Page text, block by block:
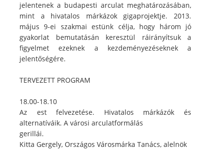
jelentenek a budapesti arculat meghatározásában,
mint a hivatalos márkázok gigaprojektje. 2013.
május 9-ei szakmai estünk célja, hogy három jó
gyakorlat bemutatásán keresztül ráirányítsuk a
figyelmet ezeknek a kezdeményezéseknek a
jelentőségére.
TERVEZETT PROGRAM
18.00-18.10
Az est felvezetése. Hivatalos márkázók és
alternatíváik. A városi arculatformálás
gerillái.
Kitta Gergely, Országos Városmárka Tanács, alelnök